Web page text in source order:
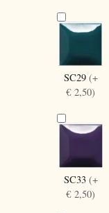
SC29 (+
€ 2,50)
SC33 (+
€ 2,50)